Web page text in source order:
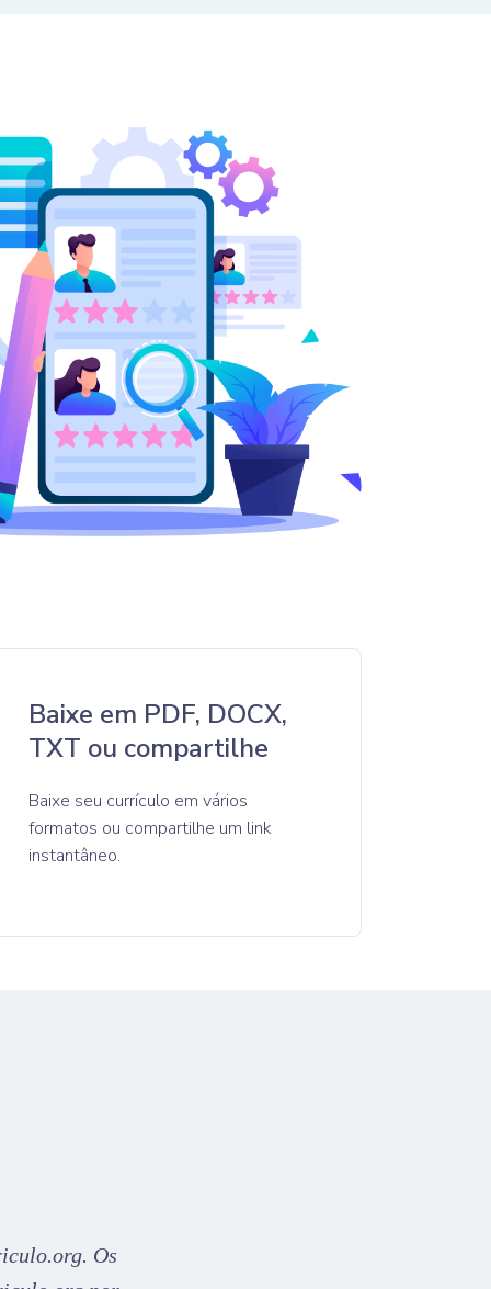
Baixe em PDF, DOCX,
TXT ou compartilhe
Baixe seu currículo em vários
formatos ou compartilhe um link
instantâneo.
Os